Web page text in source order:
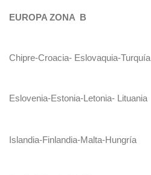
EUROPA ZONA B
Chipre-Croacia- Eslovaquia-Turquía
Eslovenia-Estonia-Letonia- Lituania
Islandia-Finlandia-Malta-Hungría